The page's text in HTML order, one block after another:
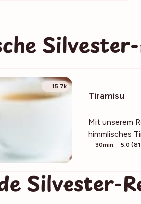
15.7k
Tiramisu
Mit unserem
himmlisches
30min 5,0
Silvester-